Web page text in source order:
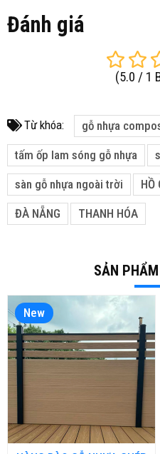
Đánh giá
(5.0 / 1
Từ khóa: gỗ nhựa
tấm ốp lam sóng gỗ nhựa
sàn gỗ nhựa ngoài trời HỒ
ĐÀ NẴNG THANH HÓA
SẢN
New